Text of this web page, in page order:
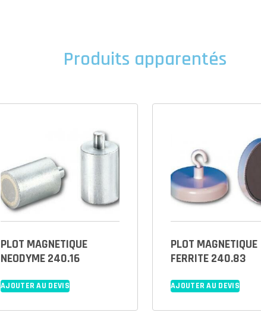
Produits apparentés
PLOT MAGNETIQUE
NEODYME 240.16
AJOUTER AU DEVIS
PLOT MAGNETIQUE
FERRITE 240.83
AJOUTER AU DEVIS